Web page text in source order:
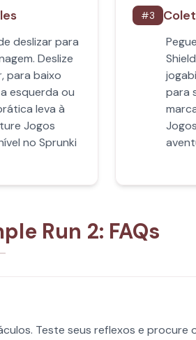
deslizar para
Deslize
para baixo
esquerda ou
leva à
Jogos
no Sprunki
#3
para
Run 2: FAQs
Teste seus reflexos e